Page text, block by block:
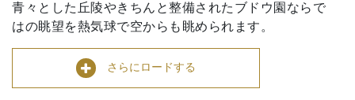
青々とした丘陵やきちんと整備されたブドウ園ならで
はの眺望を熱気球で空からも眺められます。
さらにロードする